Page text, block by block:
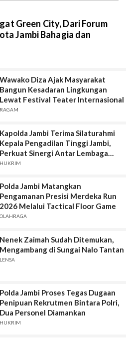
Green City, Dari Forum
Jambi Bahagia dan
Wawako Diza Ajak Masyarakat
Bangun Kesadaran Lingkungan
Lewat Festival Teater Internasional
RAGAM
Kapolda Jambi Terima Silaturahmi
Kepala Pengadilan Tinggi Jambi,
Perkuat Sinergi Antar Lembaga
Penegak Hukum
HUKRIM
Polda Jambi Matangkan
Pengamanan Presisi Merdeka Run
2026 Melalui Tactical Floor Game
OLAHRAGA
Nenek Zaimah Sudah Ditemukan,
Mengambang di Sungai Nalo Tantan
LENSA
Polda Jambi Proses Tegas Dugaan
Penipuan Rekrutmen Bintara Polri,
Dua Personel Diamankan
HUKRIM